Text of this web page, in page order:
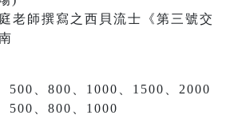
老師撰寫之 西貝流士 《第三號交
500、800、1000、1500、2000
500、800、1000